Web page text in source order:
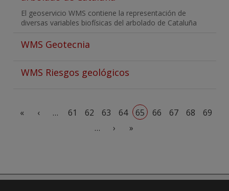
El geoservicio WMS contiene la representación de
diversas variables biofísicas del arbolado de Cataluña
WMS Geotecnia
WMS Riesgos geológicos
« ‹ … 61 62 63 64 65 66 67 68
69
…
›
Siguiente página
»
Última página